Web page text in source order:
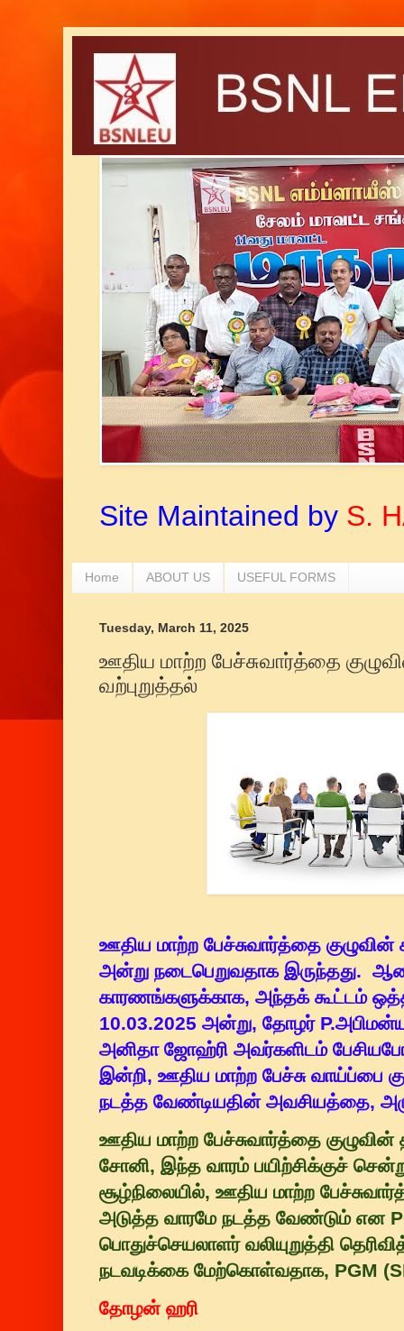
Site Maintained by S.
Home ABOUT US USEFUL FORMS
Tuesday, March 11, 2025
ஊதிய மாற்ற பேச்சுவார்த்தை
வற்புறுத்தல்
ஊதிய மாற்ற பேச்சுவார்த்தை குழுவின்
அன்று நடைபெறுவதாக இருந்தது.
காரணங்களுக்காக, அந்தக் கூட்டம்
10.03.2025 அன்று, தோழர் P.அபிமன்யு
அனிதா ஜோஹ்ரி அவர்களிடம்
இன்றி, ஊதிய மாற்ற பேச்சு வாய்ப்பை
நடத்த வேண்டியதின் அவசியத்தை,
ஊதிய மாற்ற பேச்சுவார்த்தை குழுவின்
சோனி, இந்த வாரம் பயிற்சிக்குச்
சூழ்நிலையில், ஊதிய மாற்ற
அடுத்த வாரமே நடத்த வேண்டும் என
பொதுச்செயலாளர் வலியுறுத்தி
நடவடிக்கை மேற்கொள்வதாக, PGM
தோழன் ஹரி